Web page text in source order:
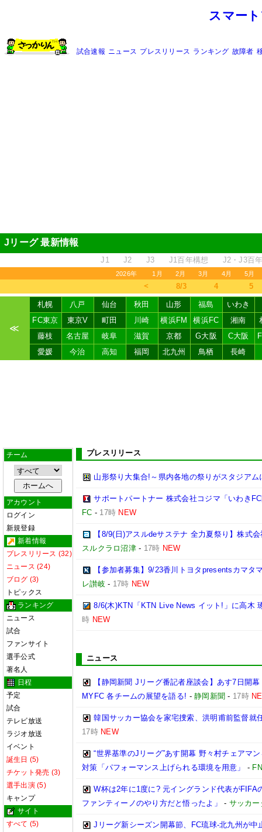
スマー
試合速報 ニュース プレスリリース ランキング 故障者
Jリーグ 最新情報
J1 J2 J3 J1百年構想 J2・J3百
2026年 1月 2月 3月 4月 5月
＜ 8/3 4 5
≪
札幌 八戸 仙台 秋田 山形 福島
いわき
FC東京
東京V 町田 川崎 横浜FM 横浜FC 湘南
藤枝
名古屋 岐阜 滋賀 京都 G大阪 C大阪
愛媛
今治 高知 福岡 北九州 鳥栖 長崎
チーム
アカウント
ログイン
新規登録
新着情報
プレスリリース (32)
ニュース (24)
ブログ (3)
トピックス
ランキング
ニュース
試合
ファンサイト
選手公式
著名人
日程
予定
試合
テレビ放送
ラジオ放送
イベント
誕生日 (5)
チケット発売 (3)
選手出演 (5)
キャンプ
サイト
すべて (5)
プレスリリース
山形祭り大集合!～県内各地の祭りがスタジアム
サポートパートナー 株式会社コジマ「いわき
FC - 17時 NEW
【8/9(日)アスルdeサステナ 全力夏祭り】株式
スルクラロ沼津- 17時 NEW
【参加者募集】9/23香川トヨタpresentsカマタ
レ讃岐 - 17時 NEW
8/6(木)KTN「KTN Live News イット!」に高木
時 NEW
ニュース
【静岡新聞 Jリーグ番記者座談会】あす7日開
MYFC 各チームの展望を語る! -静岡新聞 - 17時
韓国サッカー協会を家宅捜索、洪明甫前監督就
17時 NEW
“世界基準のJリーグ”あす開幕 野々村チェアマ
対策「パフォーマンス上げられる環境を用意」
-
W杯は2年に1度に? 元イングランド代表が
ファンティーノのやり方だと悟ったよ」
- サッカ
Jリーグ新シーズン開幕節、FC琉球-北九州が中